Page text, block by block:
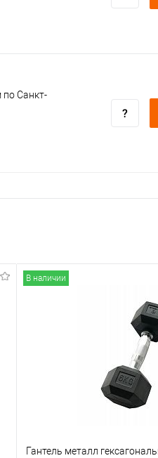
по Санкт-
В наличии
Гантель металл